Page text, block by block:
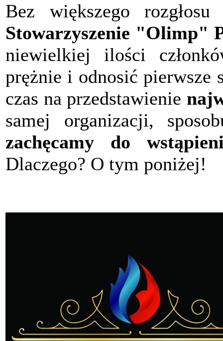
Bez większego
Stowarzyszenie "Olimp"
niewielkiej ilości
prężnie i odnosić pierwsze
czas na przedstawienie
samej organizacji,
zachęcamy do
Dlaczego? O tym poniżej!